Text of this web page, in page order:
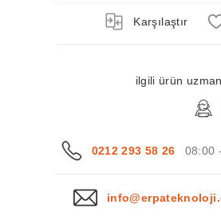
Karşılaştır
ilgili ürün
0212 293 58 26 08:00